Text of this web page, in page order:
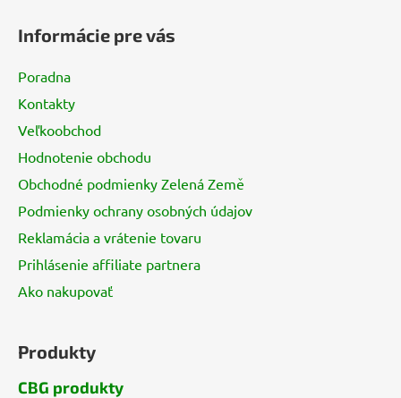
Informácie pre vás
Poradna
Kontakty
Veľkoobchod
Hodnotenie obchodu
Obchodné podmienky Zelená Země
Podmienky ochrany osobných údajov
Reklamácia a vrátenie tovaru
Prihlásenie affiliate partnera
Ako nakupovať
Produkty
CBG produkty